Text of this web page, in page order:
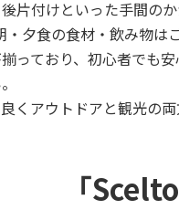
片付けといった手間の
夕食の食材・飲み物は
っており、初心者でも
くアウトドアと観光の両
「